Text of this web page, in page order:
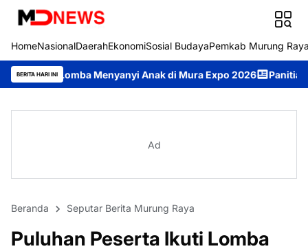
HomeNasionalDaerahEkonomiSosial BudayaPemkab Murung
BERITA HARI INI
Menyanyi Anak di Mura Expo 2026 Panitia Matangkan
Ad
Beranda Seputar Berita Murung Raya
Puluhan Peserta Ikuti Lomba